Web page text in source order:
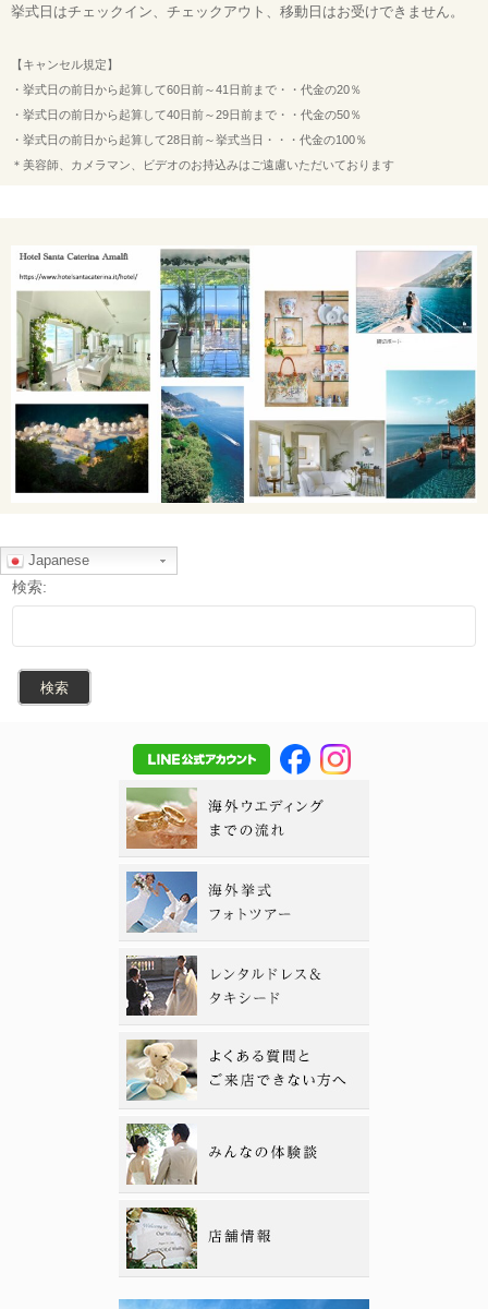
挙式日はチェックイン、チェックアウト、移動日はお受けできません。
【キャンセル規定】
・挙式日の前日から起算して60日前～41日前まで・・代金の20％
・挙式日の前日から起算して40日前～29日前まで・・代金の50％
・挙式日の前日から起算して28日前～挙式当日・・・代金の100％
＊美容師、カメラマン、ビデオのお持込みはご遠慮いただいております
Japanese
検索: